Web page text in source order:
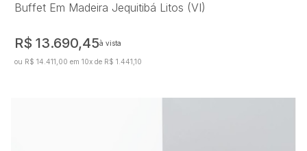
Buffet Em Madeira Jequitibá Litos (VI)
R$ 13.690,45à vista
ou R$ 14.411,00 em 10x de R$ 1.441,10